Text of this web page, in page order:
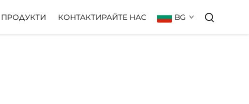
ПРОДУКТИ КОНТАКТИРАЙТЕ НАС BG